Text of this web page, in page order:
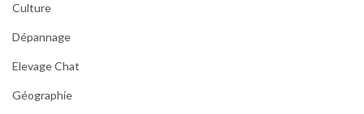
Culture
Dépannage
Elevage Chat
Géographie